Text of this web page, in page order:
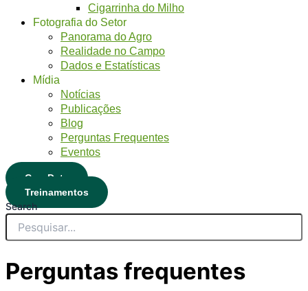
Cigarrinha do Milho
Fotografia do Setor
Panorama do Agro
Realidade no Campo
Dados e Estatísticas
Mídia
Notícias
Publicações
Blog
Perguntas Frequentes
Eventos
CropData
Treinamentos
Search
Perguntas frequentes